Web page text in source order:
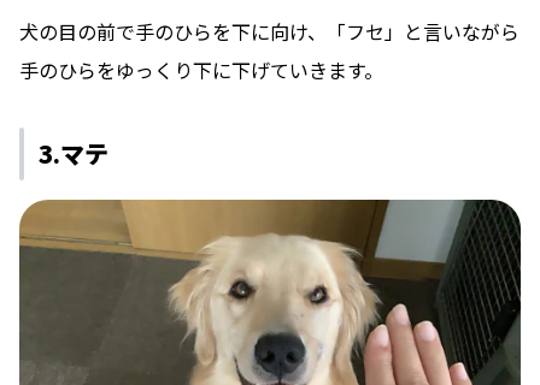
犬の目の前で手のひらを下に向け、「フセ」と言いながら
手のひらをゆっくり下に下げていきます。
3.マテ